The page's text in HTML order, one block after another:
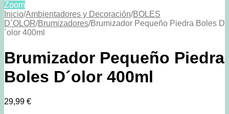
Zoom
Inicio/Ambientadores y Decoración/BOLES
D`OLOR/Brumizadores/Brumizador Pequeño Piedra Boles D
´olor 400ml
Brumizador Pequeño Piedra
Boles D´olor 400ml
29,99 €